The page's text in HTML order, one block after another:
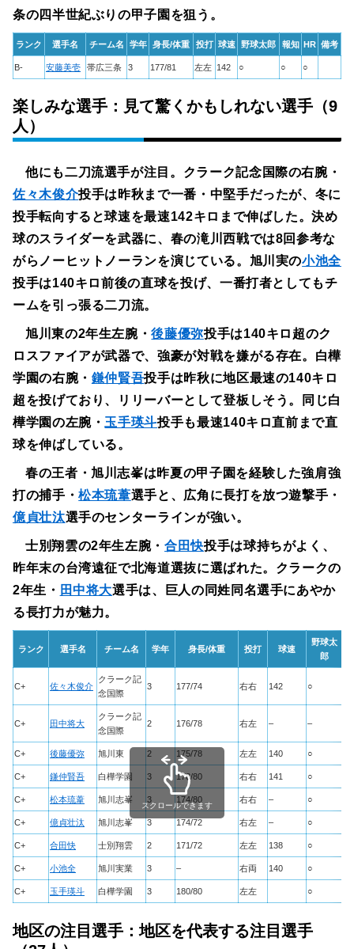
条の四半世紀ぶりの甲子園を狙う。
ランク 選手名 チーム名 学年 身長/体重 投打 球速 野球太郎 報知 HR 備考
B- 安藤美壱 帯広三条 3 177/81 左左 142 ○ ○ ○
楽しみな選手：見て驚くかもしれない選手（9
人）
他にも二刀流選手が注目。クラーク記念国際の右腕・
佐々木俊介投手は昨秋まで一番・中堅手だったが、冬に
投手転向すると球速を最速142キロまで伸ばした。決め
球のスライダーを武器に、春の滝川西戦では8回参考な
がらノーヒットノーランを演じている。旭川実の小池全
投手は140キロ前後の直球を投げ、一番打者としてもチ
ームを引っ張る二刀流。
旭川東の2年生左腕・後藤優弥投手は140キロ超のク
ロスファイアが武器で、強豪が対戦を嫌がる存在。白樺
学園の右腕・ 鎌仲賢吾投手は昨秋に地区最速の140キロ
超を投げており、リリーバーとして登板しそう。同じ白
樺学園の左腕・ 玉手瑛斗投手も最速140キロ直前まで直
球を伸ばしている。
春の王者・旭川志峯は昨夏の甲子園を経験した強肩強
打の捕手・松本琉葦選手と、広角に長打を放つ遊撃手・
億貞壮汰選手のセンターラインが強い。
士別翔雲の2年生左腕・合田快投手は球持ちがよく、
昨年末の台湾遠征で北海道選抜に選ばれた。クラークの
2年生・ 田中将大選手は、巨人の同姓同名選手にあやか
る長打力が魅力。
ランク 選手名 チーム名 学年 身長/体重 投打 球速
野球太
郎
C+ 佐々木俊介
クラーク記
念国際
3 177/74 右右 142 ○
C+ 田中将大
クラーク記
念国際
2 176/78 右左 – –
C+ 後藤優弥 旭川東 2 175/78 左左 140 ○
C+ 鎌仲賢吾 白樺学園 3 178/80 右右 141 ○
C+ 松本琉葦 旭川志峯 3 174/80 右右 – ○
C+ 億貞壮汰 旭川志峯 3 174/72 右左 – ○
C+ 合田快 士別翔雲 2 171/72 左左 138 ○
C+ 小池全 旭川実業 3 – 右両 140 ○
C+ 玉手瑛斗 白樺学園 3 180/80 左左 ○
スクロールできます
地区の注目選手：地区を代表する注目選手